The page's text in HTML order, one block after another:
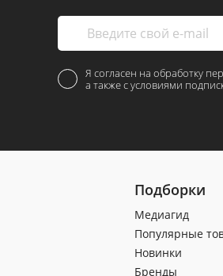
Я согласен на обработку
а также с условиями
Подборки
Медиагид
Популярные
Новинки
Бренды